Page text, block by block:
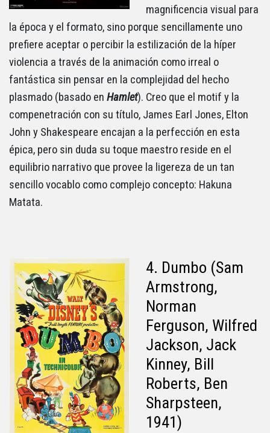
magnificencia visual para
la época y el formato, sino porque sencillamente uno
prefiere aceptar o percibir la estilización de la híper
violencia a través de la animación como irreal o
fantástica sin pensar en la complejidad del hecho
plasmado (basado en Hamlet). Creo que el motif y la
compenetración con su título, James Earl Jones, Elton
John y Shakespeare encajan a la perfección en esta
épica, pero sin duda su toque maestro reside en el
equilibrio narrativo que provee la ligereza de un tan
sencillo vocablo como complejo concepto: Hakuna
Matata.
4. Dumbo (Sam
Armstrong,
Norman
Ferguson, Wilfred
Jackson, Jack
Kinney, Bill
Roberts, Ben
Sharpsteen,
1941)